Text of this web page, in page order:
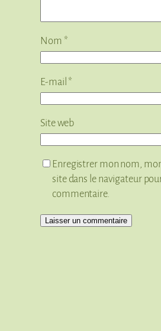
Nom *
E-mail *
Site web
Enregistrer mon nom,
site dans le navigateur
commentaire.